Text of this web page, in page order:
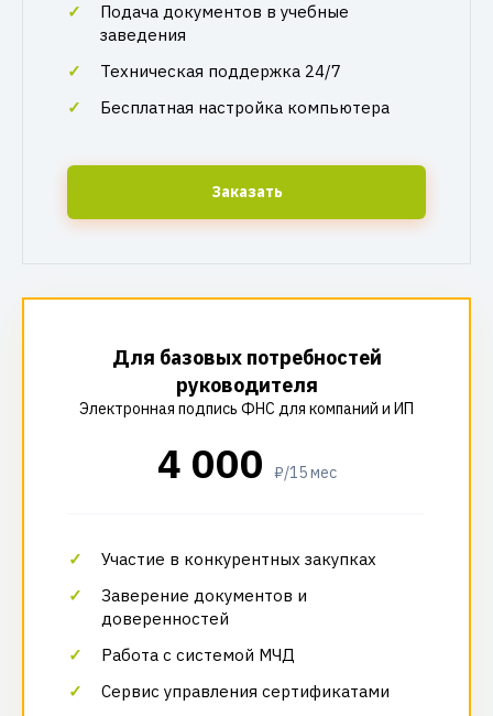
Подача документов в учебные
заведения
Техническая поддержка 24/7
Бесплатная настройка компьютера
Заказать
Для базовых потребностей
руководителя
Электронная подпись ФНС для компаний и ИП
4 000 ₽/15 мес
Участие в конкурентных закупках
Заверение документов и
доверенностей
Работа с системой МЧД
Сервис управления сертификатами